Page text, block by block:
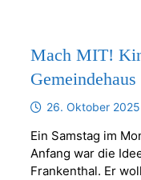
Mach MIT!
26. Oktober 2025
Ein Samstag im
Anfang war die
Frankenthal. Er